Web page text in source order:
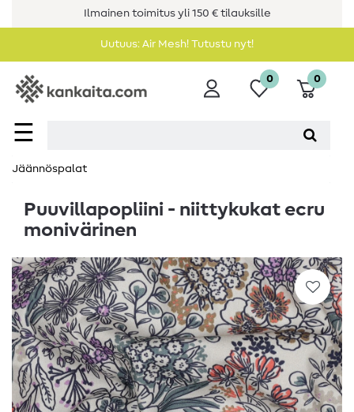
Ilmainen toimitus yli 150 € tilauksille
Uutuus: Air Mesh! Tutustu nyt!
☰
0 0
Jäännöspalat
Puuvillapopliini - niittykukat ecru
monivärinen